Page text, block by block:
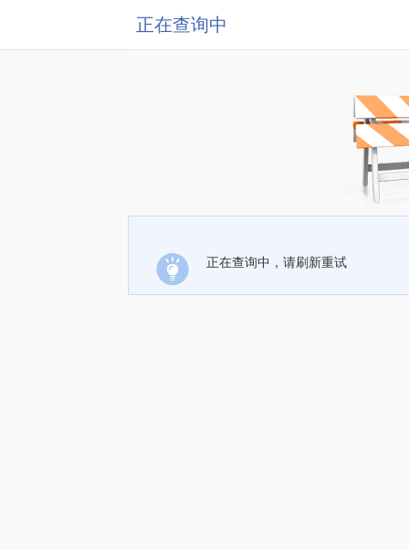
正在查询中
正在查询中，请刷新重试